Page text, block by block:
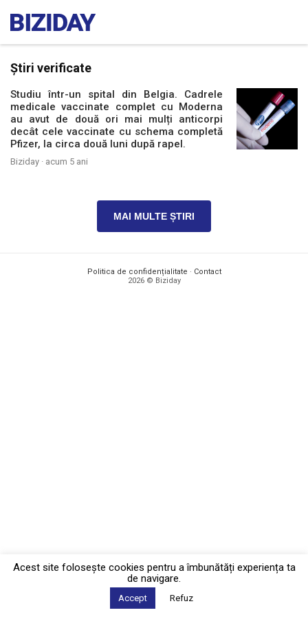
Știri verificate
Studiu într-un spital din Belgia. Cadrele
medicale vaccinate complet cu Moderna
au avut de două ori mai mulți anticorpi
decât cele vaccinate cu schema completă
Pfizer, la circa două luni după rapel.
Biziday · acum 5 ani
MAI MULTE ȘTIRI
Politica de confidențialitate · Contact
2026 © Biziday
Acest site foloseşte cookies pentru a îmbunătăți experiența ta
de navigare.
Accept Refuz